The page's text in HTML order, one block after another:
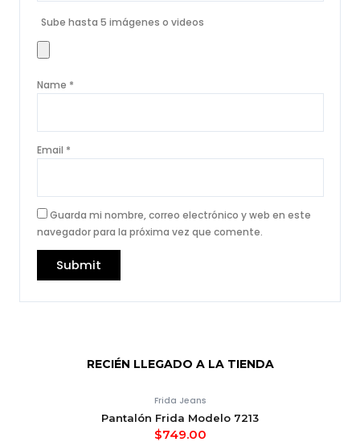
Sube hasta 5 imágenes o videos
Name *
Email *
Guarda mi nombre, correo electrónico y web en este
navegador para la próxima vez que comente.
RECIÉN LLEGADO A LA TIENDA
Frida Jeans
Pantalón Frida Modelo 7213
$749.00